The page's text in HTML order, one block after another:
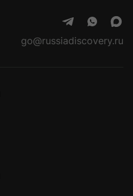
go@russiadiscovery.ru